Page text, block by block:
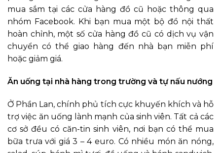
mua sắm tại các cửa hàng đồ cũ hoặc thông qua
nhóm Facebook. Khi bạn mua một bộ đồ nội thất
hoàn chỉnh, một số cửa hàng đồ cũ có dịch vụ vận
chuyển có thể giao hàng đến nhà bạn miễn phí
hoặc giảm giá.
Ăn uống tại nhà hàng trong trường và tự nấu nướng
Ở Phần Lan, chính phủ tích cực khuyến khích và hỗ
trợ việc ăn uống lành mạnh của sinh viên. Tất cả các
cơ sở đều có căn-tin sinh viên, nơi bạn có thể mua
bữa trưa với giá 3 – 4 euro. Có nhiều món ăn nóng,